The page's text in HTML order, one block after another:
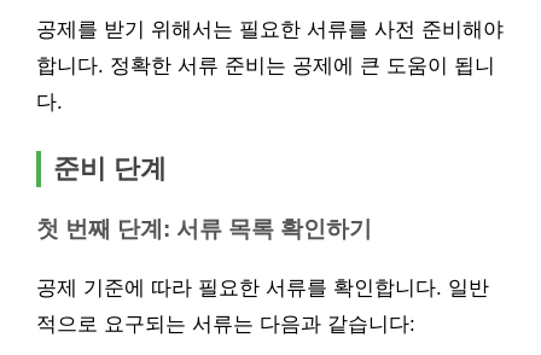
공제를 받기 위해서는 필요한 서류를 사전 준비해야
합니다. 정확한 서류 준비는 공제에 큰 도움이 됩니
다.
준비 단계
첫 번째 단계: 서류 목록 확인하기
공제 기준에 따라 필요한 서류를 확인합니다. 일반
적으로 요구되는 서류는 다음과 같습니다: